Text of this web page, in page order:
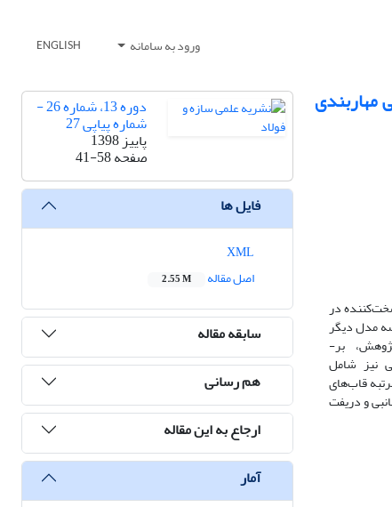
ورود به سامانه ENGLISH
مهاربندی
کنندهدر
مدلدیگر
بر­
نیز شامل
قابهای
و دریفت
دوره 13، شماره 26 -
شماره پیاپی 27
پاییز 1398
صفحه41-58
فایل ها
اصل مقاله
2.55 M
سابقه مقاله
هم رسانی
ارجاع به این مقاله
آمار